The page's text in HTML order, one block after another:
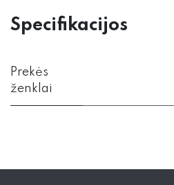
Specifikacijos
Prekės
ženklai